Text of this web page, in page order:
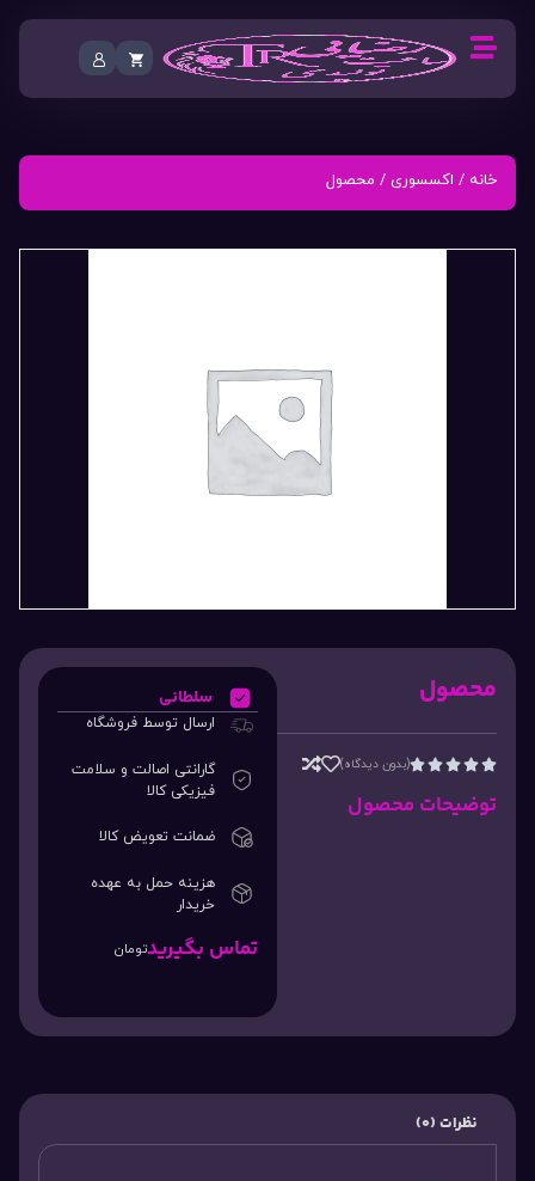
خانه / اکسسوری / محصول
محصول




(بدون دیدگاه)
توضیحات محصول
سلطانی
ارسال توسط فروشگاه
گارانتی اصالت و سلامت
فیزیکی کالا
ضمانت تعویض کالا
هزینه حمل به عهده
خریدار
تماس بگیریدتومان
نظرات (0)